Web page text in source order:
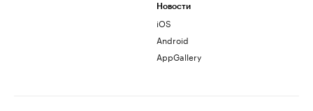
Новости
iOS
Android
AppGallery